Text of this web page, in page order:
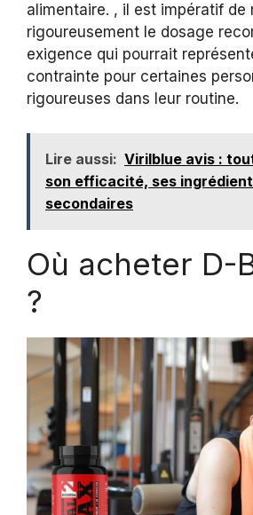
alimentaire. , il est impératif de
rigoureusement le dosage
exigence qui pourrait
contrainte pour certaines
rigoureuses dans leur routine.
Lire aussi: Virilblue avis :
son efficacité, ses
secondaires
Où acheter D-
?